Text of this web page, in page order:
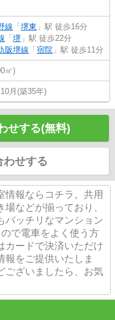
線 「 堺東 」駅 徒歩16分
「 堺 」駅 徒歩22分
阪堺線 「 宿院 」駅 徒歩11分
㎡)
月(築35年)
せする(無料)
わせする
情報ならコチラ。共用
などが揃っており、
バッチリなマンション
で電車をよく使う方
カードで決済いただけ
報をご提供いたしま
ございましたら、お気